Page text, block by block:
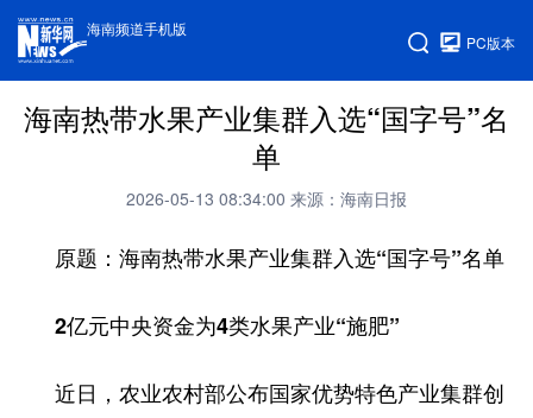
海南频道手机版
PC版本
海南热带水果产业集群入选“国字号”名
单
2026-05-13 08:34:00 来源：海南日报
原题：海南热带水果产业集群入选“国字号”名单
2亿元中央资金为4类水果产业“施肥”
近日，农业农村部公布国家优势特色产业集群创